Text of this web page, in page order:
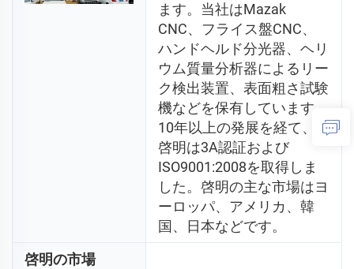
ます。当社はMazak
CNC、フライス盤CNC、
ハンドヘルド分光器、ヘリ
ウム質量分析器によるリー
ク検出装置、表面粗さ試験
機などを保有しています。
10年以上の発展を経て、
啓明は3A認証および
ISO9001:2008を取得しま
した。啓明の主な市場はヨ
ーロッパ、アメリカ、韓
国、日本などです。
啓明の市場